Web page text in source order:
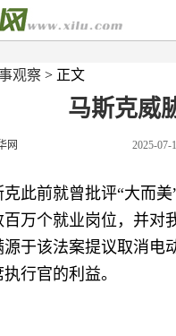
观察 > 正文
马斯克威
网 2025-07-
克此前就曾批评“大而
百万个就业岗位，并对
源于该法案提议取消电
行官的利益。